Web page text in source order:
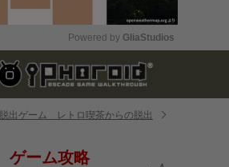
Mute
Powered by GliaStudios
脱出ゲーム レトロ喫茶からの脱出
ゲーム攻略